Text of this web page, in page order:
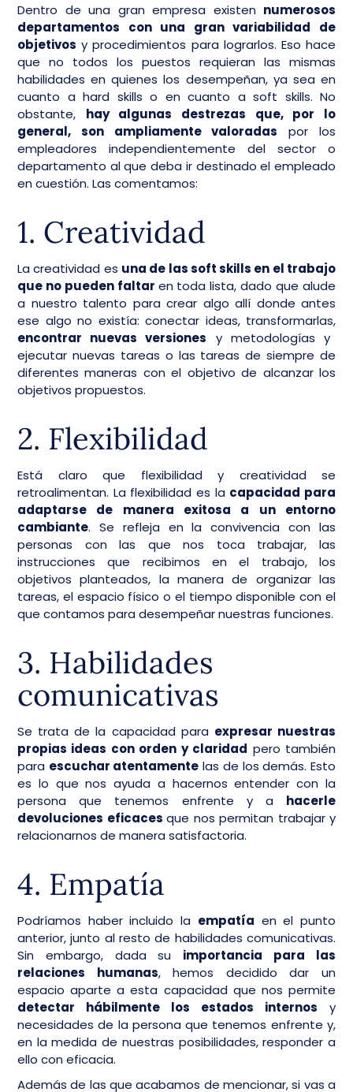
Dentro de una gran empresa existen numerosos
departamentos con una gran variabilidad de
objetivos y procedimientos para lograrlos. Eso hace
que no todos los puestos requieran las mismas
habilidades en quienes los desempeñan, ya sea en
cuanto a hard skills o en cuanto a soft skills. No
obstante, hay algunas destrezas que, por lo
general, son ampliamente valoradas por los
empleadores independientemente del sector o
departamento al que deba ir destinado el empleado
en cuestión. Las comentamos:
1. Creatividad
La creatividad es una de las soft skills en el trabajo
que no pueden faltar en toda lista, dado que alude
a nuestro talento para crear algo allí donde antes
ese algo no existía: conectar ideas, transformarlas,
encontrar nuevas versiones y metodologías y
ejecutar nuevas tareas o las tareas de siempre de
diferentes maneras con el objetivo de alcanzar los
objetivos propuestos.
2. Flexibilidad
Está claro que flexibilidad y creatividad se
retroalimentan. La flexibilidad es la capacidad para
adaptarse de manera exitosa a un entorno
cambiante. Se refleja en la convivencia con las
personas con las que nos toca trabajar, las
instrucciones que recibimos en el trabajo, los
objetivos planteados, la manera de organizar las
tareas, el espacio físico o el tiempo disponible con el
que contamos para desempeñar nuestras funciones.
3. Habilidades
comunicativas
Se trata de la capacidad para expresar nuestras
propias ideas con orden y claridad pero también
para escuchar atentamente las de los demás. Esto
es lo que nos ayuda a hacernos entender con la
persona que tenemos enfrente y a hacerle
devoluciones eficaces que nos permitan trabajar y
relacionarnos de manera satisfactoria.
4. Empatía
Podríamos haber incluido la empatía en el punto
anterior, junto al resto de habilidades comunicativas.
Sin embargo, dada su importancia para las
relaciones humanas, hemos decidido dar un
espacio aparte a esta capacidad que nos permite
detectar hábilmente los estados internos y
necesidades de la persona que tenemos enfrente y,
en la medida de nuestras posibilidades, responder a
ello con eficacia.
Además de las que acabamos de mencionar, si vas a